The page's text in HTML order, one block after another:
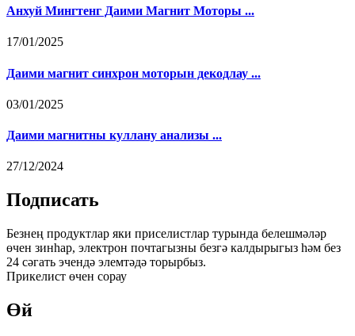
Анхуй Мингтенг Даими Магнит Моторы ...
17/01/2025
Даими магнит синхрон моторын декодлау ...
03/01/2025
Даими магнитны куллану анализы ...
27/12/2024
Подписать
Безнең продуктлар яки приселистлар турында белешмәләр
өчен зинһар, электрон почтагызны безгә калдырыгыз һәм без
24 сәгать эчендә элемтәдә торырбыз.
Прикелист өчен сорау
Өй